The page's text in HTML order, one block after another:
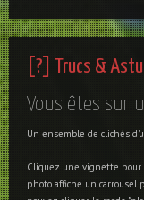
[?] Trucs &
Vous êtes sur
Un ensemble de clichés
Cliquez une vignette pour
photo affiche un carrousel